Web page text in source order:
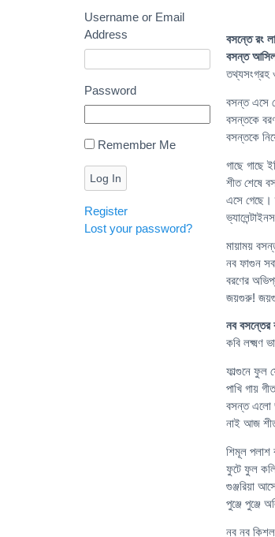
বসন্তে রং
বসন্ত আসিল
তথ্যসংগ্রহ
বসন্ত এসে
বসন্তকে
বসন্তকে
গাছে গাছে
শীত শেষে
এসে গেছে।
মায়াময়
নব ফাগুন
বরণের
জয়গুরু!
নব বসন্তের
কবি লক্ষ্মণ
ফাল্গুনে ফুল
পাখি গায়
বসন্ত এলো
নাই আজ
শিমূল পলাশ
ফুটে ফুল
গুঞ্জরিয়া
পুঞ্জে পুঞ্জে
নব নব
Username or Email
Address
Password
Remember Me
Log In
Register
Lost your password?